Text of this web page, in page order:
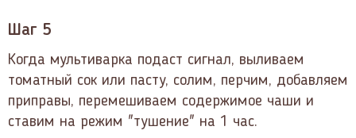
Шаг 5
Когда мультиварка подаст сигнал, выливаем
томатный сок или пасту, солим, перчим, добавляем
приправы, перемешиваем содержимое чаши и
ставим на режим "тушение" на 1 час.